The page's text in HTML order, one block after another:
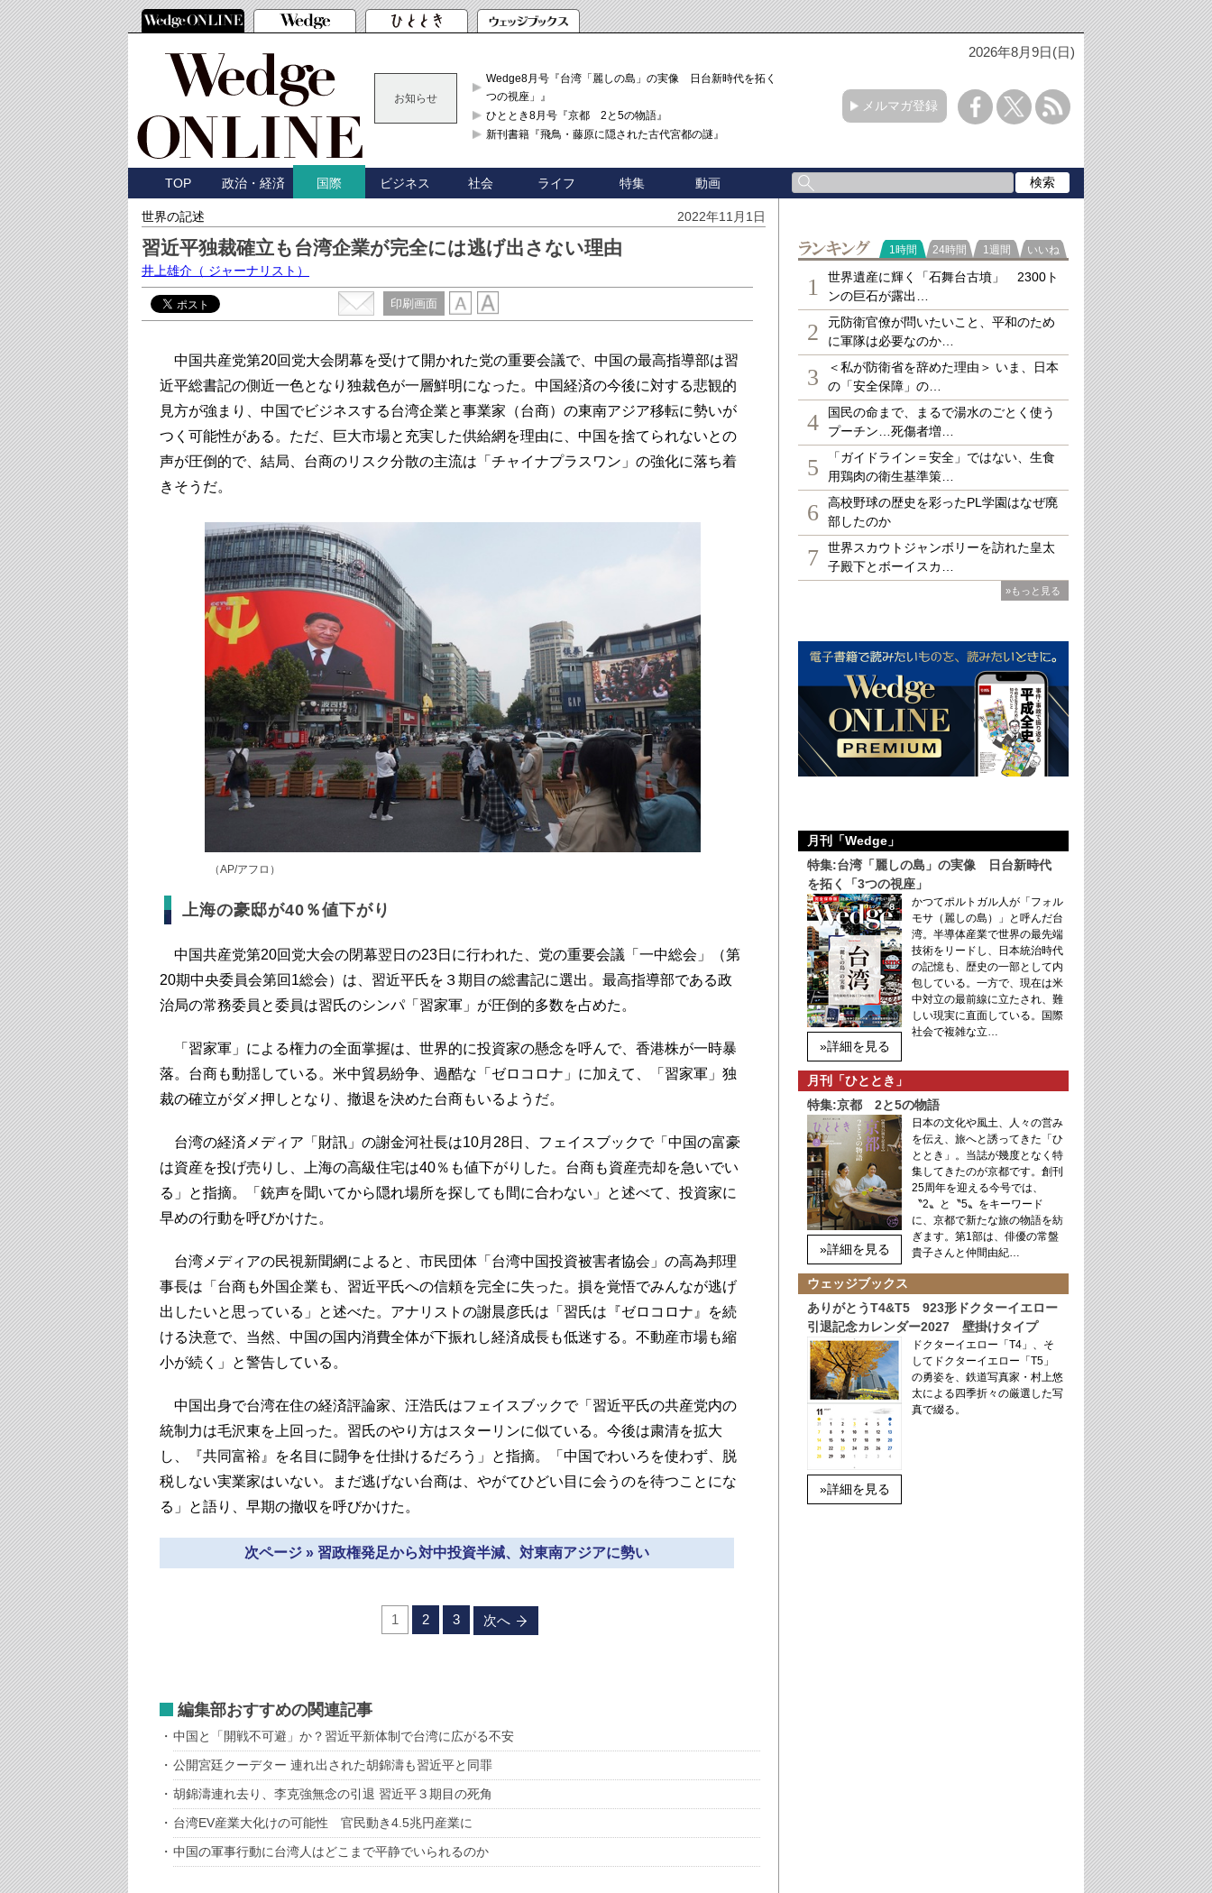
2026年8月9日(日)
お知らせ
Wedge8月号『台湾「麗しの島」の実像 日台新時代を拓く「3
つの視座」』
ひととき8月号『京都 2と5の物語』
新刊書籍『飛鳥・藤原に隠された古代宮都の謎』
メルマガ登録
TOP 政治・経済 国際 ビジネス 社会 ライフ 特集 動画
世界の記述 2022年11月1日
習近平独裁確立も台湾企業が完全には逃げ出さない理由
井上雄介 （ ジャーナリスト）
印刷画面
中国共産党第20回党大会閉幕を受けて開かれた党の重要会議で、中国の最高指導部は習
近平総書記の側近一色となり独裁色が一層鮮明になった。中国経済の今後に対する悲観的
見方が強まり、中国でビジネスする台湾企業と事業家（台商）の東南アジア移転に勢いが
つく可能性がある。ただ、巨大市場と充実した供給網を理由に、中国を捨てられないとの
声が圧倒的で、結局、台商のリスク分散の主流は「チャイナプラスワン」の強化に落ち着
きそうだ。
（AP/アフロ）
上海の豪邸が40％値下がり
中国共産党第20回党大会の閉幕翌日の23日に行われた、党の重要会議「一中総会」（第
20期中央委員会第回1総会）は、習近平氏を３期目の総書記に選出。最高指導部である政
治局の常務委員と委員は習氏のシンパ「習家軍」が圧倒的多数を占めた。
「習家軍」による権力の全面掌握は、世界的に投資家の懸念を呼んで、香港株が一時暴
落。台商も動揺している。米中貿易紛争、過酷な「ゼロコロナ」に加えて、「習家軍」独
裁の確立がダメ押しとなり、撤退を決めた台商もいるようだ。
台湾の経済メディア「財訊」の謝金河社長は10月28日、フェイスブックで「中国の富豪
は資産を投げ売りし、上海の高級住宅は40％も値下がりした。台商も資産売却を急いでい
る」と指摘。「銃声を聞いてから隠れ場所を探しても間に合わない」と述べて、投資家に
早めの行動を呼びかけた。
台湾メディアの民視新聞網によると、市民団体「台湾中国投資被害者協会」の高為邦理
事長は「台商も外国企業も、習近平氏への信頼を完全に失った。損を覚悟でみんなが逃げ
出したいと思っている」と述べた。アナリストの謝晨彦氏は「習氏は『ゼロコロナ』を続
ける決意で、当然、中国の国内消費全体が下振れし経済成長も低迷する。不動産市場も縮
小が続く」と警告している。
中国出身で台湾在住の経済評論家、汪浩氏はフェイスブックで「習近平氏の共産党内の
統制力は毛沢東を上回った。習氏のやり方はスターリンに似ている。今後は粛清を拡大
し、『共同富裕』を名目に闘争を仕掛けるだろう」と指摘。「中国でわいろを使わず、脱
税しない実業家はいない。まだ逃げない台商は、やがてひどい目に会うのを待つことにな
る」と語り、早期の撤収を呼びかけた。
次ページ » 習政権発足から対中投資半減、対東南アジアに勢い
1 2 3 次へ
編集部おすすめの関連記事
中国と「開戦不可避」か？習近平新体制で台湾に広がる不安
公開宮廷クーデター 連れ出された胡錦濤も習近平と同罪
胡錦濤連れ去り、李克強無念の引退 習近平３期目の死角
台湾EV産業大化けの可能性 官民動き4.5兆円産業に
中国の軍事行動に台湾人はどこまで平静でいられるのか
ランキング
1時間 24時間 1週間 いいね
1
世界遺産に輝く「石舞台古墳」 2300ト
ンの巨石が露出…
2
元防衛官僚が問いたいこと、平和のため
に軍隊は必要なのか…
3
＜私が防衛省を辞めた理由＞ いま、日本
の「安全保障」の…
4
国民の命まで、まるで湯水のごとく使う
プーチン…死傷者増…
5
「ガイドライン＝安全」ではない、生食
用鶏肉の衛生基準策…
6
高校野球の歴史を彩ったPL学園はなぜ廃
部したのか
7
世界スカウトジャンボリーを訪れた皇太
子殿下とボーイスカ…
»もっと見る
月刊「Wedge」
特集:台湾「麗しの島」の実像 日台新時代
を拓く「3つの視座」
»詳細を見る
かつてポルトガル人が「フォル
モサ（麗しの島）」と呼んだ台
湾。半導体産業で世界の最先端
技術をリードし、日本統治時代
の記憶も、歴史の一部として内
包している。一方で、現在は米
中対立の最前線に立たされ、難
しい現実に直面している。国際
社会で複雑な立…
月刊「ひととき」
特集:京都 2と5の物語
»詳細を見る
日本の文化や風土、人々の営み
を伝え、旅へと誘ってきた「ひ
ととき」。当誌が幾度となく特
集してきたのが京都です。創刊
25周年を迎える今号では、
〝2〟と〝5〟をキーワード
に、京都で新たな旅の物語を紡
ぎます。第1部は、俳優の常盤
貴子さんと仲間由紀…
ウェッジブックス
ありがとうT4&T5 923形ドクターイエロー
引退記念カレンダー2027 壁掛けタイプ
»詳細を見る
ドクターイエロー「T4」、そ
してドクターイエロー「T5」
の勇姿を、鉄道写真家・村上悠
太による四季折々の厳選した写
真で綴る。